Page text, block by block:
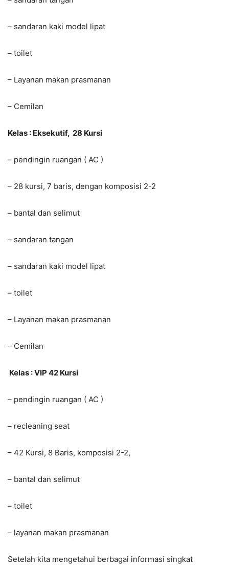
– sandaran kaki model lipat
– toilet
– Layanan makan prasmanan
– Cemilan
Kelas : Eksekutif, 28 Kursi
– pendingin ruangan ( AC )
– 28 kursi, 7 baris, dengan komposisi 2-2
– bantal dan selimut
– sandaran tangan
– sandaran kaki model lipat
– toilet
– Layanan makan prasmanan
– Cemilan
Kelas : VIP 42 Kursi
– pendingin ruangan ( AC )
– recleaning seat
– 42 Kursi, 8 Baris, komposisi 2-2,
– bantal dan selimut
– toilet
– layanan makan prasmanan
Setelah kita mengetahui berbagai informasi singkat